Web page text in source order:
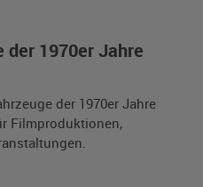
der 1970er Jahre
der 1970er Jahre
Filmproduktionen,